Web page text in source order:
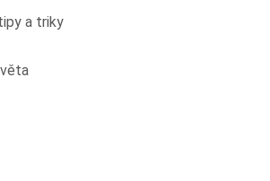
a triky